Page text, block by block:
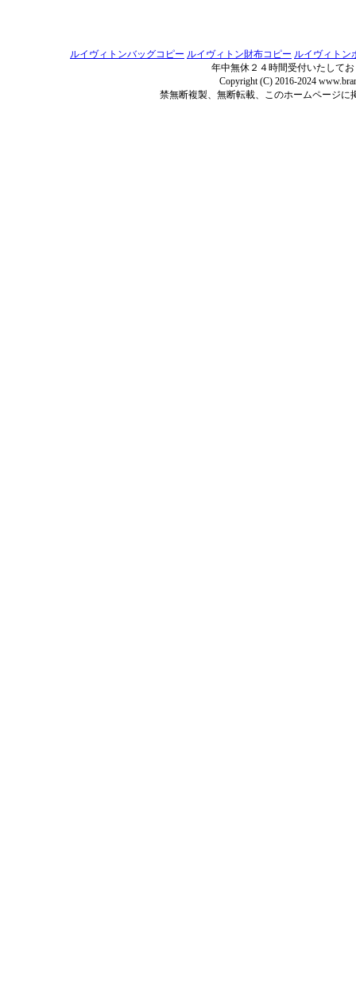
ルイヴィトンバッグコピー ルイヴィトン財布コピー ルイヴィトン
年中無休２４時間受付いたして
Copyright (C) 2016-2024
禁無断複製、無断転載、このホームページ